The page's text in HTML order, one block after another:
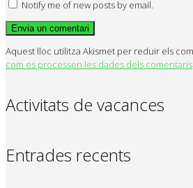
Notify me of new posts by email.
Aquest lloc utilitza Akismet per reduir els
com es processen les dades dels comentaris
Activitats de vacances
Entrades recents